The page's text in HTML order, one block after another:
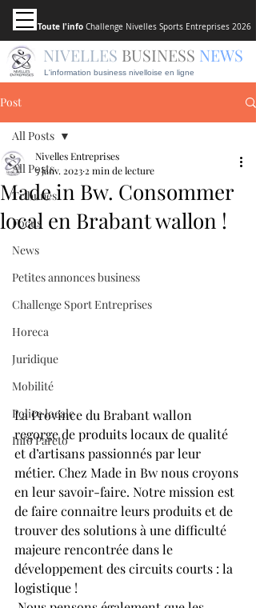
Toute l'info Challenge Nivelles Sports Entreprises 2026
L'information business nivelloise en ligne
NIVELLES BUSINESS NEWS
Post
All Posts
Tribunes
Focus
News
Petites annonces business
Challenge Sport Entreprises
Horeca
Juridique
Mobilité
Police locale
Info Pareto
All Posts
Made in Bw. Consommer
local en Brabant wallon !
Nivelles Entreprises
5 janv. 2023 2 min de lecture
La Province du Brabant wallon
regorge de produits locaux de qualité
et d’artisans passionnés par leur
métier. Chez Made in Bw nous croyons
en leur savoir-faire. Notre mission est
de faire connaitre leurs produits et de
trouver des solutions à une difficulté
majeure rencontrée dans le
développement des circuits courts : la
logistique !